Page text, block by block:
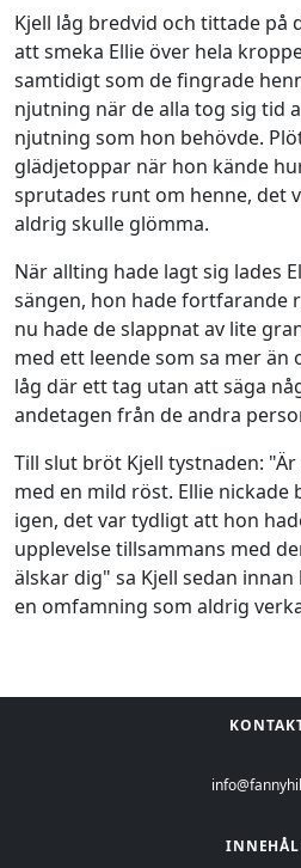
Kjell låg bredvid och tittade på
att smeka Ellie över hela
samtidigt som de fingrade
njutning när de alla tog sig tid
njutning som hon behövde.
glädjetoppar när hon kände
sprutades runt om henne, det
aldrig skulle glömma.
När allting hade lagt sig lades
sängen, hon hade fortfarande
nu hade de slappnat av lite
med ett leende som sa mer än
låg där ett tag utan att säga
andetagen från de andra
Till slut bröt Kjell tystnaden:
med en mild röst. Ellie
igen, det var tydligt att hon
upplevelse tillsammans med
älskar dig" sa Kjell sedan
en omfamning som aldrig